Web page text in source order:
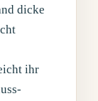
dicke
ihr